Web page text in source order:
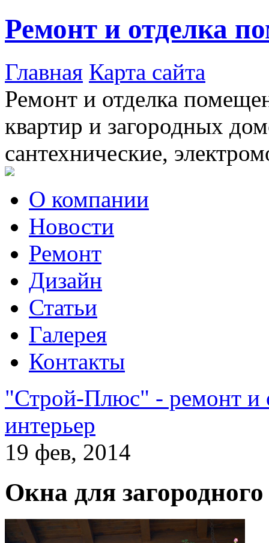
Ремонт и отделка
Главная Карта сайта
Ремонт и отделка
квартир и загородных
сантехнические,
О компании
Новости
Ремонт
Дизайн
Статьи
Галерея
Контакты
"Строй-Плюс" - ремонт и
интерьер
19 фев, 2014
Окна для